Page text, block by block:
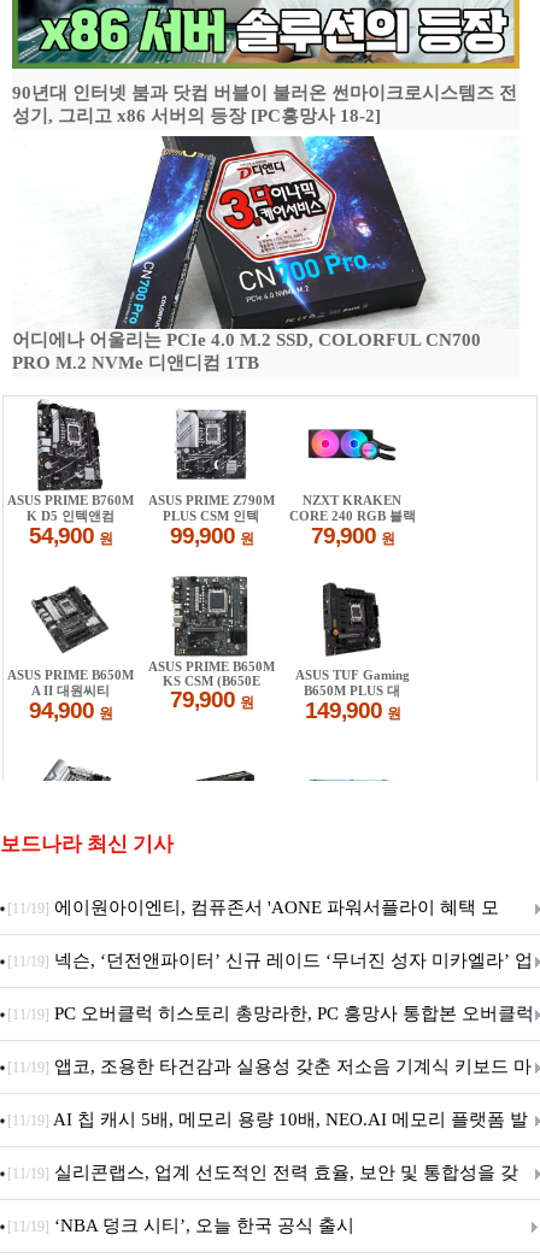
90년대 인터넷 붐과 닷컴 버블이 불러온 썬마이크로시스템즈 전
성기, 그리고 x86 서버의 등장 [PC흥망사 18-2]
어디에나 어울리는 PCIe 4.0 M.2 SSD, COLORFUL CN700
PRO M.2 NVMe 디앤디컴 1TB
보드나라 최신 기사
[11/19] 에이원아이엔티, 컴퓨존서 'AONE 파워서플라이 혜택 모
음.ZIP' 이벤트 진행
[11/19] 넥슨, ‘던전앤파이터’ 신규 레이드 ‘무너진 성자 미카엘라’ 업
데이트!
[11/19] PC 오버클럭 히스토리 총망라한, PC 흥망사 통합본 오버클럭
특집(1-4편)
[11/19] 앱코, 조용한 타건감과 실용성 갖춘 저소음 기계식 키보드 마
우스 세트 'KM580' 출시
[11/19] AI 칩 캐시 5배, 메모리 용량 10배, NEO.AI 메모리 플랫폼 발
표
[11/19] 실리콘랩스, 업계 선도적인 전력 효율, 보안 및 통합성을 갖
춘 초저전력 블루투스 LE SoC ‘BG2B’ 공개
[11/19] ‘NBA 덩크 시티’, 오늘 한국 공식 출시